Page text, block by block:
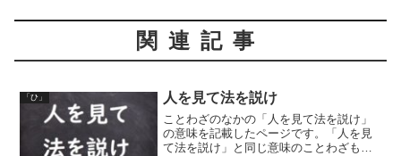
関連記事
「ひ」 人を見て法を説け
ことわざのなかの「人を見て法を説け」
の意味を記載したページです。「人を見
て法を説け」と同じ意味のことわざも紹